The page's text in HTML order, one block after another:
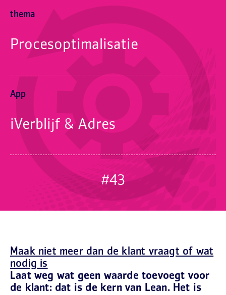
thema
Procesoptimalisatie
App
iVerblijf & Adres
#43
Maak niet meer dan de klant vraagt of wat
nodig is
Laat weg wat geen waarde toevoegt voor
de klant: dat is de kern van Lean. Het is